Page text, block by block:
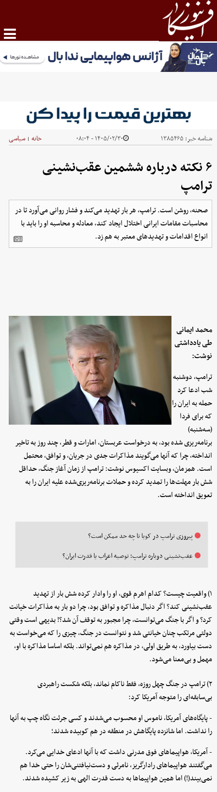
شناسه خبر: ۱۳۸۵۴۶۵ ۱۴۰۵/۰۲/۳۰ - ۰۸:۰۴ خانه | سیاسی
۶ نکته درباره ششمین عقب‌نشینی
ترامپ
صحنه، روشن است. ترامپ، هر بار تهدید می‌کند و فشار روانی می‌آورد تا در
محاسبات مقامات ایرانی اختلال ایجاد کند، معادله و محاسبه او را باید با
انواع اقدامات و تهدیدهای معتبر به هم زد.
محمد ایمانی
طی یادداشتی
نوشت:
ترامپ، دوشنبه
شب ادعا کرد
حمله به ایران را
که برای فردا
(سه‌شنبه)
برنامه‌ریزی شده بود، به درخواست عربستان، امارات و قطر، چند روز به تاخیر
انداخته، چرا که آنها می‌گویند مذاکرات جدی در جریان، و توافق، محتمل
است. همزمان، وبسایت اکسیوس نوشت: ترامپ از زمان آغاز جنگ، حداقل
شش بار مهلت‌ها را تمدید کرده و حملات برنامه‌ریزی‌شده علیه ایران را به
تعویق انداخته است.
پیروزی ترامپ در کوبا تا چه حد ممکن است؟
عقب‌نشینی دوباره ترامپ؛ توصیه اعراب یا قدرت ایران؟
۱) واقعیت چیست؟ کدام اهرم قوی، او را وادار کرده شش بار از تهدید
عقب‌نشینی کند؟ اگر دنبال مذاکره و توافق بود، چرا دو بار به مذاکرات خیانت
کرد؟ و اگر با جنگ می‌توانست، چرا مجبور به توقف آن شد؟! بدیهی است وقتی
دولتی مرتکب چنان خیانتی شد و نتوانست در جنگ، چیزی را که می‌خواست به
دست بیاورد، به طریق اولی، در مذاکره هم نمی‌تواند. بلکه اساسا مذاکره با او،
مهمل و بی‌معنا می‌شود.
۲) ترامپ در جنگ چهل روزه، فقط ناکام نماند، بلکه شکست راهبردی
بی‌سابقه‌ای را متوجه آمریکا کرد:
- پایگاه‌های آمریکا، ناموس او محسوب می‌شدند و کسی جرئت نگاه چپ به آنها
را نداشت. اما شانزده پایگاهش در منطقه در هم کوبیده شدند؛
- آمریکا، هواپیماهای فوق مدرنی داشت که با آنها ادعای خدایی می‌کرد.
می‌گفتند هواپیماهای رادارگریز، نامرئی و دست‌نیافتنی‌شان را حتی خدا هم
نمی‌بیند(!) اما همین هواپیماها به دست قدرت الهی به زیر کشیده شدند.